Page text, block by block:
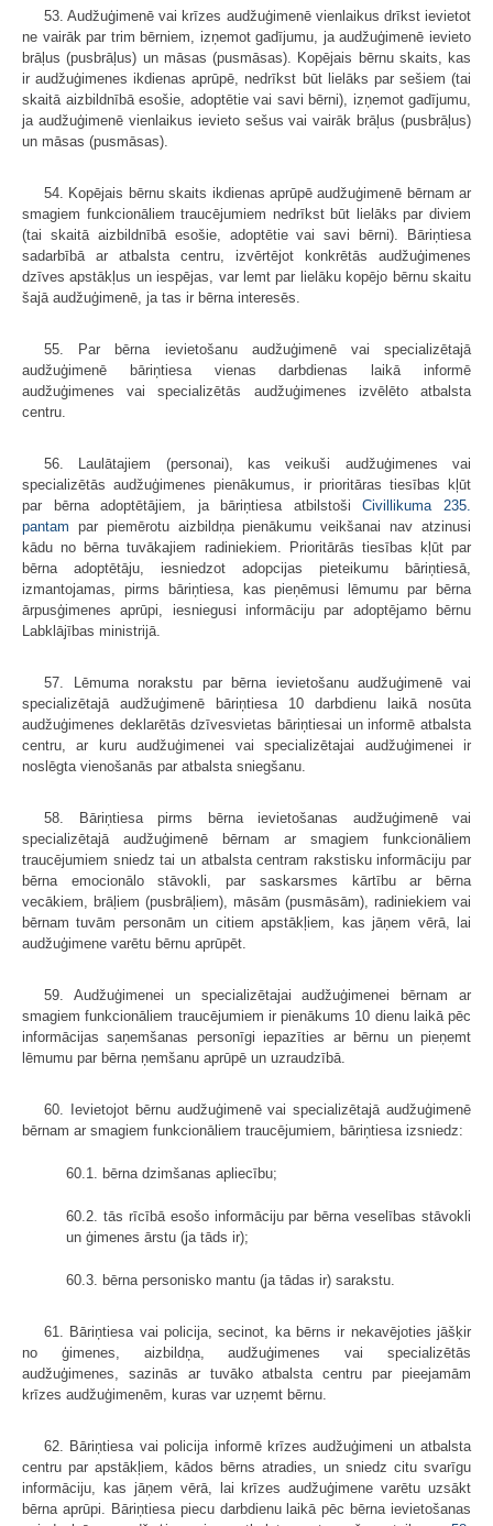
53. Audžuģimenē vai krīzes audžuģimenē vienlaikus drīkst ievietot
ne vairāk par trim bērniem, izņemot gadījumu, ja audžuģimenē ievieto
brāļus (pusbrāļus) un māsas (pusmāsas). Kopējais bērnu skaits, kas
ir audžuģimenes ikdienas aprūpē, nedrīkst būt lielāks par sešiem (tai
skaitā aizbildnībā esošie, adoptētie vai savi bērni), izņemot gadījumu,
ja audžuģimenē vienlaikus ievieto sešus vai vairāk brāļus (pusbrāļus)
un māsas (pusmāsas).
54. Kopējais bērnu skaits ikdienas aprūpē audžuģimenē bērnam ar
smagiem funkcionāliem traucējumiem nedrīkst būt lielāks par diviem
(tai skaitā aizbildnībā esošie, adoptētie vai savi bērni). Bāriņtiesa
sadarbībā ar atbalsta centru, izvērtējot konkrētās audžuģimenes
dzīves apstākļus un iespējas, var lemt par lielāku kopējo bērnu skaitu
šajā audžuģimenē, ja tas ir bērna interesēs.
55. Par bērna ievietošanu audžuģimenē vai specializētajā
audžuģimenē bāriņtiesa vienas darbdienas laikā informē
audžuģimenes vai specializētās audžuģimenes izvēlēto atbalsta
centru.
56. Laulātajiem (personai), kas veikuši audžuģimenes vai
specializētās audžuģimenes pienākumus, ir prioritāras tiesības kļūt
par bērna adoptētājiem, ja bāriņtiesa atbilstošiCivillikuma
235.
pantam par piemērotu aizbildņa pienākumu veikšanai nav atzinusi
kādu no bērna tuvākajiem radiniekiem. Prioritārās tiesības kļūt par
bērna adoptētāju, iesniedzot adopcijas pieteikumu bāriņtiesā,
izmantojamas, pirms bāriņtiesa, kas pieņēmusi lēmumu par bērna
ārpusģimenes aprūpi, iesniegusi informāciju par adoptējamo bērnu
Labklājības ministrijā.
57. Lēmuma norakstu par bērna ievietošanu audžuģimenē vai
specializētajā audžuģimenē bāriņtiesa 10 darbdienu laikā nosūta
audžuģimenes deklarētās dzīvesvietas bāriņtiesai un informē atbalsta
centru, ar kuru audžuģimenei vai specializētajai audžuģimenei ir
noslēgta vienošanās par atbalsta sniegšanu.
58. Bāriņtiesa pirms bērna ievietošanas audžuģimenē vai
specializētajā audžuģimenē bērnam ar smagiem funkcionāliem
traucējumiem sniedz tai un atbalsta centram rakstisku informāciju par
bērna emocionālo stāvokli, par saskarsmes kārtību ar bērna
vecākiem, brāļiem (pusbrāļiem), māsām (pusmāsām), radiniekiem vai
bērnam tuvām personām un citiem apstākļiem, kas jāņem vērā, lai
audžuģimene varētu bērnu aprūpēt.
59. Audžuģimenei un specializētajai audžuģimenei bērnam ar
smagiem funkcionāliem traucējumiem ir pienākums 10 dienu laikā pēc
informācijas saņemšanas personīgi iepazīties ar bērnu un pieņemt
lēmumu par bērna ņemšanu aprūpē un uzraudzībā.
60. Ievietojot bērnu audžuģimenē vai specializētajā audžuģimenē
bērnam ar smagiem funkcionāliem traucējumiem, bāriņtiesa izsniedz:
60.1. bērna dzimšanas apliecību;
60.2. tās rīcībā esošo informāciju par bērna veselības stāvokli
un ģimenes ārstu (ja tāds ir);
60.3. bērna personisko mantu (ja tādas ir) sarakstu.
61. Bāriņtiesa vai policija, secinot, ka bērns ir nekavējoties jāšķir
no ģimenes, aizbildņa, audžuģimenes vai specializētās
audžuģimenes, sazinās ar tuvāko atbalsta centru par pieejamām
krīzes audžuģimenēm, kuras var uzņemt bērnu.
62. Bāriņtiesa vai policija informē krīzes audžuģimeni un atbalsta
centru par apstākļiem, kādos bērns atradies, un sniedz citu svarīgu
informāciju, kas jāņem vērā, lai krīzes audžuģimene varētu uzsākt
bērna aprūpi. Bāriņtiesa piecu darbdienu laikā pēc bērna ievietošanas